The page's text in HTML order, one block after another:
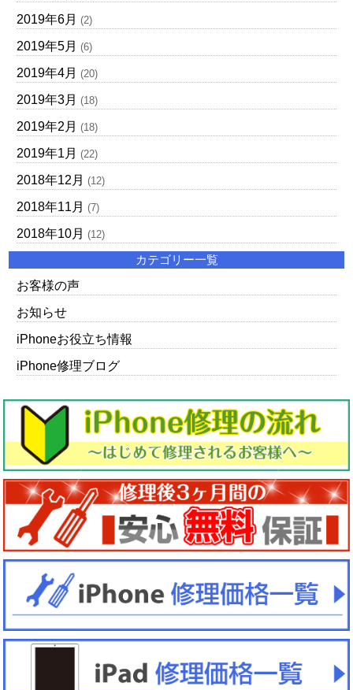
2019年6月 (2)
2019年5月 (6)
2019年4月 (20)
2019年3月 (18)
2019年2月 (18)
2019年1月 (22)
2018年12月 (12)
2018年11月 (7)
2018年10月 (12)
カテゴリー一覧
お客様の声
お知らせ
iPhoneお役立ち情報
iPhone修理ブログ